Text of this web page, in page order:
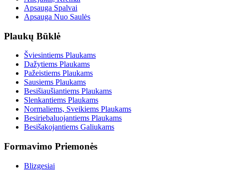
Apsauga Spalvai
Apsauga Nuo Saulės
Plaukų Būklė
Šviesintiems Plaukams
Dažytiems Plaukams
Pažeistiems Plaukams
Sausiems Plaukams
Besišiaušiantiems Plaukams
Slenkantiems Plaukams
Normaliems, Sveikiems Plaukams
Besiriebaluojantiems Plaukams
Besišakojantiems Galiukams
Formavimo Priemonės
Blizgesiai